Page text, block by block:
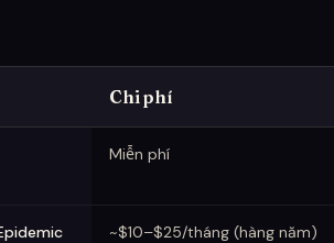
Chi phí
Miễn phí
~$10–$25/tháng (hàng năm)